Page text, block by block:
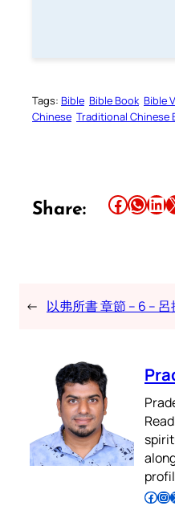
Tags: Bible Bible Book Bible
Chinese Traditional Chinese
Share: Share this article on Facebook Share this article on WhatsApp Share this article on LinkedIn Share
← 以弗所書 章節 – 6 –
Follow Pradeep on Facebook Follow Pradeep on InstagramFollow